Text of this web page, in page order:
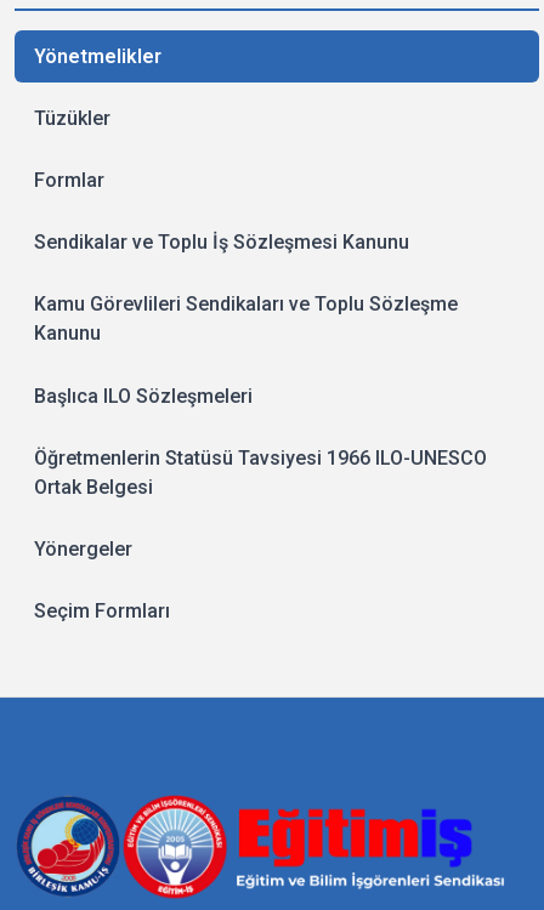
Yönetmelikler
Tüzükler
Formlar
Sendikalar ve Toplu İş Sözleşmesi Kanunu
Kamu Görevlileri Sendikaları ve Toplu Sözleşme
Kanunu
Başlıca ILO Sözleşmeleri
Öğretmenlerin Statüsü Tavsiyesi 1966 ILO-UNESCO
Ortak Belgesi
Yönergeler
Seçim Formları